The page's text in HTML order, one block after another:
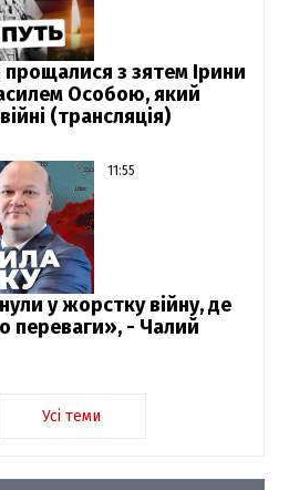
прощалися з зятем Ірини
Особою, який
(трансляція)
11:55
у жорстку війну, де
переваги», - Чалий
Усі теми